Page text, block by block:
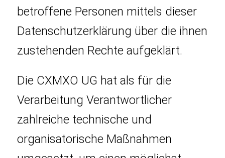
betroffene Personen mittels dieser
Datenschutzerklärung über die ihnen
zustehenden Rechte aufgeklärt.
Die CXMXO UG hat als für die
Verarbeitung Verantwortlicher
zahlreiche technische und
organisatorische Maßnahmen